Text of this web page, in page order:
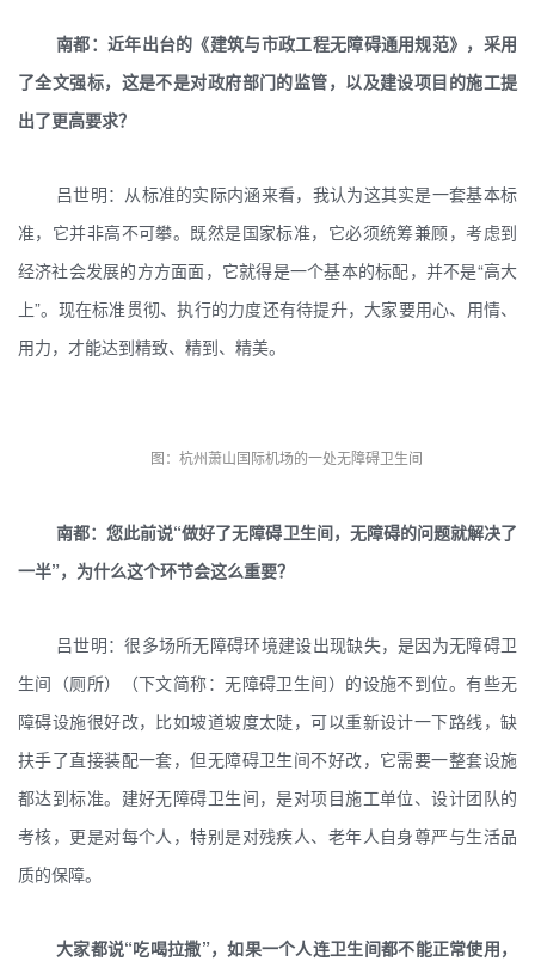
南都：近年出台的《建筑与市政工程无障碍通用规范》，采用
了全文强标，这是不是对政府部门的监管，以及建设项目的施工提
出了更高要求？
吕世明：从标准的实际内涵来看，我认为这其实是一套基本标
准，它并非高不可攀。既然是国家标准，它必须统筹兼顾，考虑到
经济社会发展的方方面面，它就得是一个基本的标配，并不是“高大
上”。现在标准贯彻、执行的力度还有待提升，大家要用心、用情、
用力，才能达到精致、精到、精美。
图：杭州萧山国际机场的一处无障碍卫生间
南都：您此前说“做好了无障碍卫生间，无障碍的问题就解决了
一半”，为什么这个环节会这么重要？
吕世明：很多场所无障碍环境建设出现缺失，是因为无障碍卫
生间（厕所）（下文简称：无障碍卫生间）的设施不到位。有些无
障碍设施很好改，比如坡道坡度太陡，可以重新设计一下路线，缺
扶手了直接装配一套，但无障碍卫生间不好改，它需要一整套设施
都达到标准。建好无障碍卫生间，是对项目施工单位、设计团队的
考核，更是对每个人，特别是对残疾人、老年人自身尊严与生活品
质的保障。
大家都说“吃喝拉撒”，如果一个人连卫生间都不能正常使用，